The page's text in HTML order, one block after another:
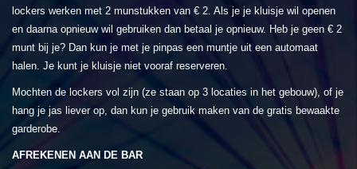
lockers werken met 2 munstukken van € 2. Als je je kluisje wil openen
en daarna opnieuw wil gebruiken dan betaal je opnieuw. Heb je geen € 2
munt bij je? Dan kun je met je pinpas een muntje uit een automaat
halen. Je kunt je kluisje niet vooraf reserveren.
Mochten de lockers vol zijn (ze staan op 3 locaties in het gebouw), of je
hang je jas liever op, dan kun je gebruik maken van de gratis bewaakte
garderobe.
AFREKENEN AAN DE BAR